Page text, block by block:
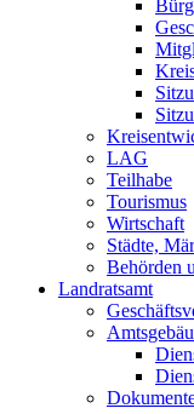
LAG
Teilhabe
Tourismus
Wirtschaft
Städte,
Behörden
Landratsamt